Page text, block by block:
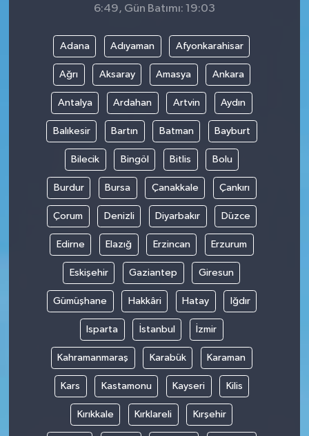
6:49, Gün Batımı: 19:03
Adana Adıyaman Afyonkarahisar
Ağrı Aksaray Amasya Ankara
Antalya Ardahan Artvin Aydın
Balıkesir Bartın Batman Bayburt
Bilecik Bingöl Bitlis Bolu
Burdur Bursa Çanakkale Çankırı
Çorum Denizli Diyarbakır Düzce
Edirne Elazığ Erzincan Erzurum
Eskişehir Gaziantep Giresun
Gümüşhane Hakkâri Hatay Iğdır
Isparta İstanbul İzmir
Kahramanmaraş Karabük Karaman
Kars Kastamonu Kayseri Kilis
Kırıkkale Kırklareli Kırşehir